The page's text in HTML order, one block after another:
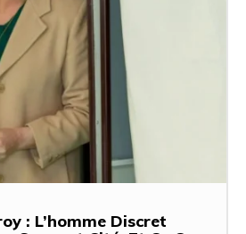
: L’homme Discret